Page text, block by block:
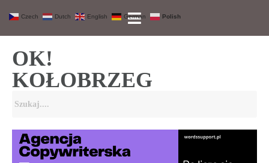
OK!
KOŁOBRZEG
Czech Dutch English German Polish